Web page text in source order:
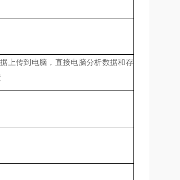
上传到电脑，直接电脑分析数据和存